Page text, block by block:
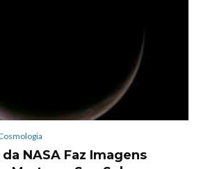
NASA Faz Imagens